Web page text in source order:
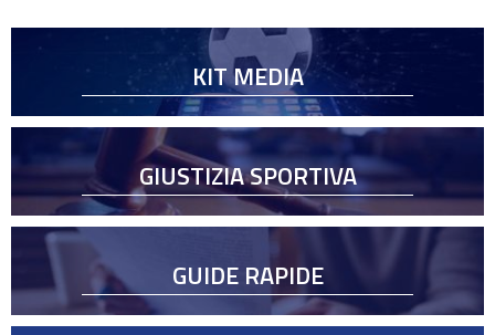
KIT MEDIA
GIUSTIZIA SPORTIVA
GUIDE RAPIDE